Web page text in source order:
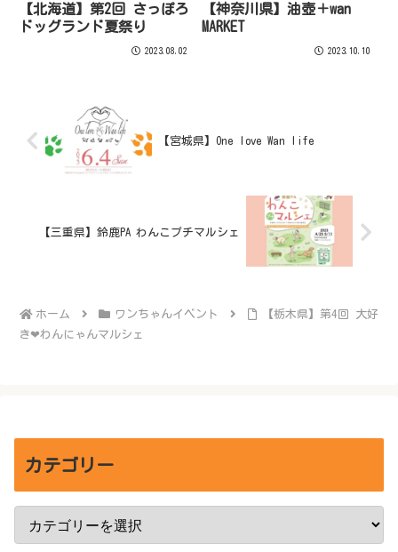
【北海道】第2回 さっぽろ
ドッグランド夏祭り
2023.08.02
【神奈川県】油壺＋wan
MARKET
2023.10.10
【宮城県】One love Wan life
【三重県】鈴鹿PA わんこプチマルシェ
ホーム ワンちゃんイベント
【栃木県】第4回 大好
き❤︎わんにゃんマルシェ
カテゴリー